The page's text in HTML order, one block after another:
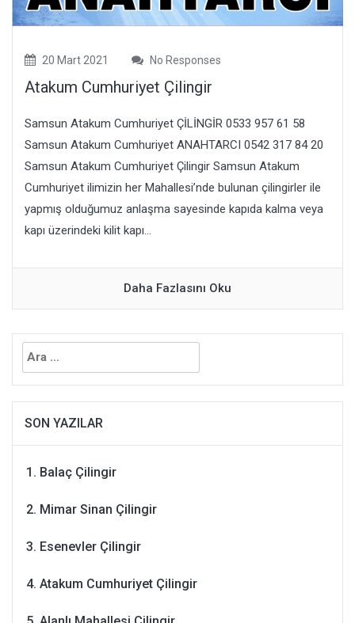
20 Mart 2021 No Responses
Atakum Cumhuriyet Çilingir
Samsun Atakum Cumhuriyet ÇİLİNGİR 0533 957 61 58
Samsun Atakum Cumhuriyet ANAHTARCI 0542 317 84 20
Samsun Atakum Cumhuriyet Çilingir Samsun Atakum
Cumhuriyet ilimizin her Mahallesi’nde bulunan çilingirler ile
yapmış olduğumuz anlaşma sayesinde kapıda kalma veya
kapı üzerindeki kilit kapı...
Daha Fazlasını Oku
Arama:
SON YAZILAR
Balaç Çilingir
Mimar Sinan Çilingir
Esenevler Çilingir
Atakum Cumhuriyet Çilingir